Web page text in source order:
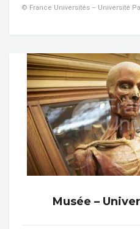
© France Universités – Université
Musée –